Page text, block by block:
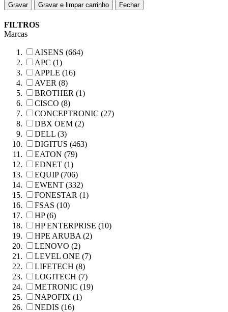
Gravar Gravar e limpar carrinho Fechar
FILTROS
Marcas
AISENS (664)
APC (1)
APPLE (16)
AVER (8)
BROTHER (1)
CISCO (8)
CONCEPTRONIC (27)
DBX OEM (2)
DELL (3)
DIGITUS (463)
EATON (79)
EDNET (1)
EQUIP (706)
EWENT (332)
FONESTAR (1)
FSAS (10)
HP (6)
HP ENTERPRISE (10)
HPE ARUBA (2)
LENOVO (2)
LEVEL ONE (7)
LIFETECH (8)
LOGITECH (7)
METRONIC (19)
NAPOFIX (1)
NEDIS (16)